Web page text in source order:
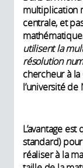
multiplication
centrale, et
utilisent la
résolution
chercheur à
l’université de
L’avantage
standard)
réaliser à la